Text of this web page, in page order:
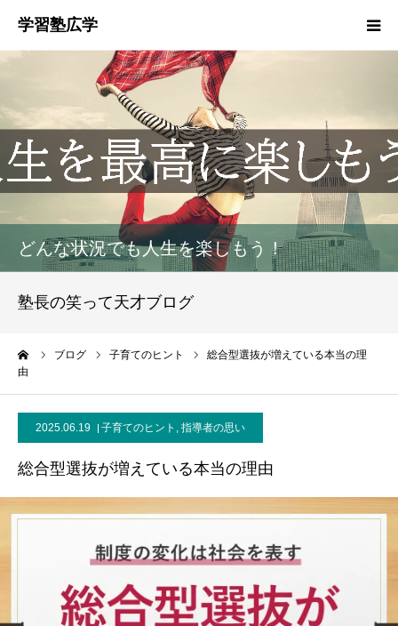
どんな状況でも人生を楽しもう！
塾長の笑って天才ブログ
ブログ 子育てのヒント
総合型選抜が増えている本当の理
由
2025.06.19 子育てのヒント , 指導者の思い
総合型選抜が増えている本当の理由
塾概要
お知らせ
指導方針
HGM
ブログ